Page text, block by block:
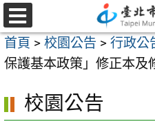
跳
至
主
要
容
選
單
首頁 > 校園公告 > 行政公
保護基本政策」修正本及
校園公告